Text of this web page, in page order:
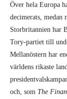
Över hela Europa
decimerats, medan
Storbritannien har
Tory-partiet till
Mellanöstern har
världens rikaste
och, som The